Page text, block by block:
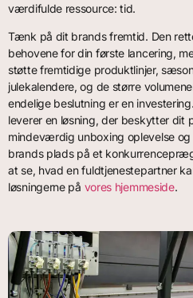
værdifulde ressource: tid.
Tænk på dit brands fremtid. Den
behovene for din første lancering,
støtte fremtidige produktlinjer,
julekalendere, og de større
endelige beslutning er en
leverer en løsning, der beskytter dit
mindeværdig unboxing oplevelse
brands plads på et
at se, hvad en fuldtjenestepartner
løsningerne på vores hjemmeside.